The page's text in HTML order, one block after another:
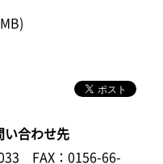
い合わせ先
FAX：0156-66-